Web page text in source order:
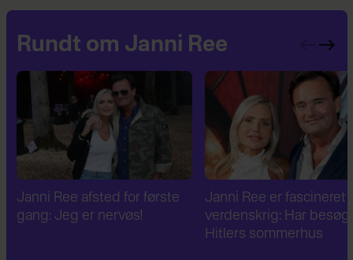
Rundt om Janni Ree
Janni Ree er fascineret af 2.
verdenskrig: Har besøgt
Janni Ree bryder
tavsheden: "Det er
fuldstændig absurd"